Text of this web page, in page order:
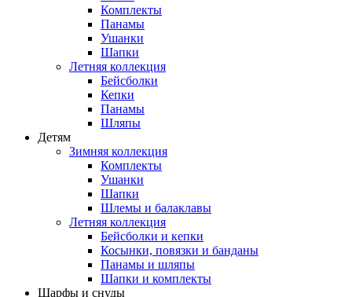
Комплекты
Панамы
Ушанки
Шапки
Летняя коллекция
Бейсболки
Кепки
Панамы
Шляпы
Детям
Зимняя коллекция
Комплекты
Ушанки
Шапки
Шлемы и балаклавы
Летняя коллекция
Бейсболки и кепки
Косынки, повязки и банданы
Панамы и шляпы
Шапки и комплекты
Шарфы и снуды